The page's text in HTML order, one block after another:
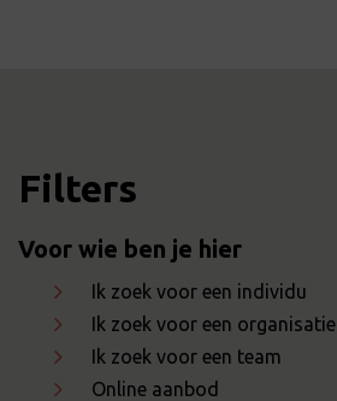
Filters
Voor wie ben je hier
Ik zoek voor een individu
Ik zoek voor een organisatie
Ik zoek voor een team
Online aanbod